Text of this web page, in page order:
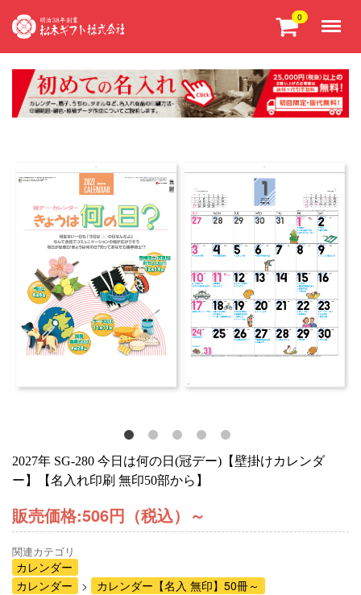
0
2027年 SG-280 今日は何の日(冠デー)【壁掛けカレンダ
ー】【名入れ印刷 無印50部から】
販売価格:506円（税込） ～
関連カテゴリ
カレンダー
カレンダー
カレンダー【名入 無印】50冊～